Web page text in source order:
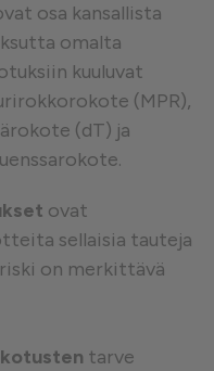
osa kansallista
omalta
kuuluvat
(MPR),
(dT) ja
ovat
sellaisia tauteja
on merkittävä
tarve